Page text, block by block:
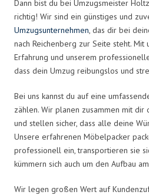
Dann bist du bei Umzugsmeister
richtig! Wir sind ein günstiges und
Umzugsunternehmen, das dir bei
nach Reichenberg zur Seite steht. Mit
Erfahrung und unserem
dass dein Umzug reibungslos und
Bei uns kannst du auf eine
zählen. Wir planen zusammen mit dir
und stellen sicher, dass alle deine
Unsere erfahrenen Möbelpacker
professionell ein, transportieren sie
kümmern sich auch um den Aufbau
Wir legen großen Wert auf